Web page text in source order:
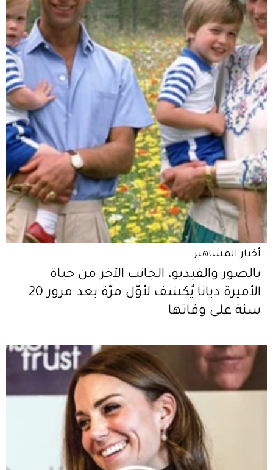
أخبار المشاهير
بالصور والفيديو، الجانب الآخر من حياة
الأميرة ديانا يُكشف لأوّل مرّة بعد مرور 20
سنة على وفاتها